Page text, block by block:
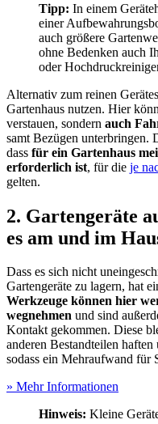
Tipp: In einem
einer
auch größere
ohne Bedenken auch
oder
Alternativ zum reinen
Gartenhaus nutzen. Hier
verstauen, sondern auch
samt Bezügen unterbringen.
dass für ein Gartenhaus
erforderlich ist, für die je
gelten.
2. Gartengeräte
es am und im
Dass es sich nicht
Gartengeräte zu lagern, hat
Werkzeuge können hier
wegnehmen und sind
Kontakt gekommen. Diese
anderen Bestandteilen
sodass ein Mehraufwand für
» Mehr Informationen
Hinweis: Kleine